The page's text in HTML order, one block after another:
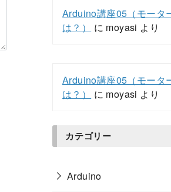
Arduino講座05（モータ
は？）
に moyasi より
Arduino講座05（モータ
は？）
に moyasi より
カテゴリー
Arduino